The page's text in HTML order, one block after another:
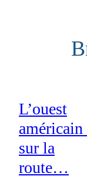
L’ouest
américain
sur la
route…